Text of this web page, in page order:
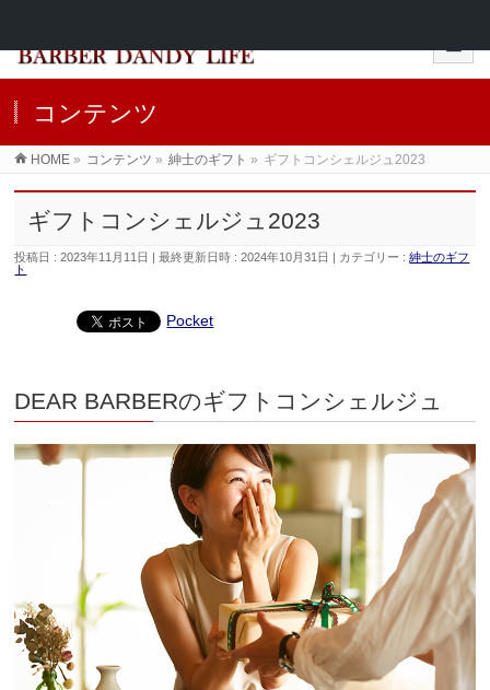
コンテンツ
HOME » コンテンツ » 紳士のギフト » ギフトコンシェルジュ2023
ギフトコンシェルジュ2023
投稿日 : 2023年11月11日 最終更新日時 : 2024年10月31日 カテゴリー :紳士のギフ
ト
Pocket
DEAR BARBERのギフトコンシェルジュ